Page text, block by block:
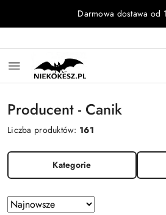
Przejdź do treści głównej
Przejdź do wyszukiwarki
Przejdź do moje konto
Przejdź do menu głównego
Przejdź do stopkiDarmowa dostawa od
Producent - Canik
Liczba produktów: 161
Kategorie
Zastosowano
Sortuj